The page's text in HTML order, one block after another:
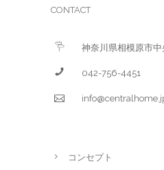
CONTACT
神奈川県相模原市
042-756-4451
コンセプト